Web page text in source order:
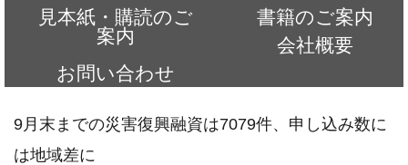
見本紙・購読のご
案内
書籍のご案内
会社概要
お問い合わせ
9月末までの災害復興融資は7079件、申し込み数に
は地域差に